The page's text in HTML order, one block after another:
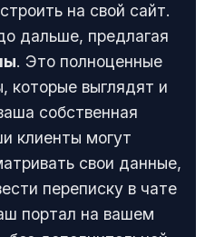
на свой сайт.
дальше, предлагая
. Это полноценные
которые выглядят и
собственная
клиенты могут
свои данные,
переписку в чате
портал на вашем